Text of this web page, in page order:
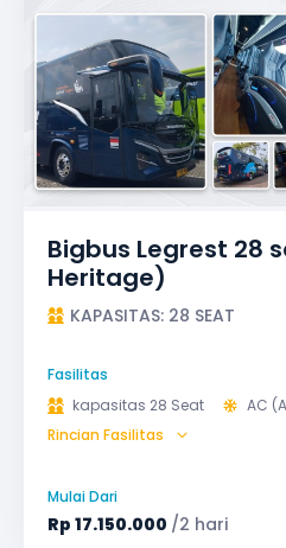
Bigbus Legrest 28
Heritage)
KAPASITAS: 28 SEAT
Fasilitas
kapasitas 28 Seat
AC
Bagasi
GPS
Safety Tools (P3K, Windows
Rincian Fasilitas
Mulai Dari
Rp 17.150.000 /2 hari